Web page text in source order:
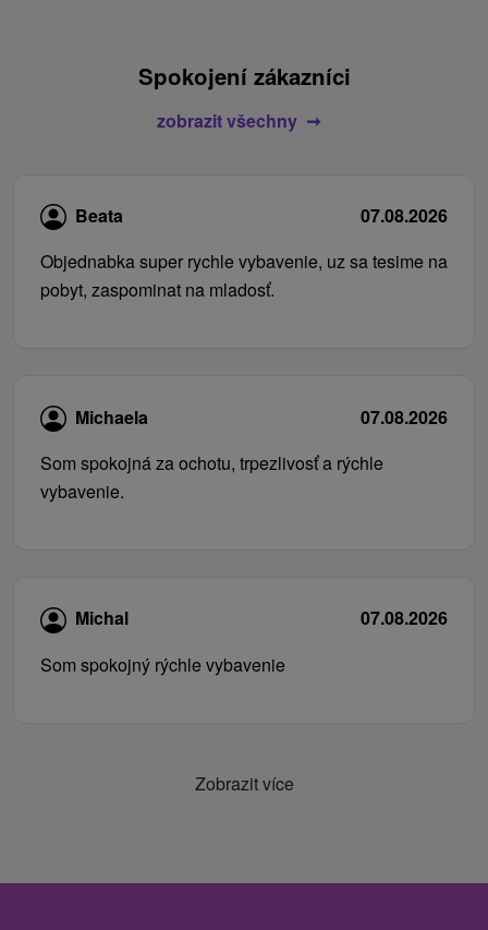
Spokojení zákazníci
zobrazit všechny
Beata
07.08.2026
Objednabka super rychle vybavenie, uz sa tesime na
pobyt, zaspominat na mladosť.
Michaela
07.08.2026
Som spokojná za ochotu, trpezlivosť a rýchle
vybavenie.
Michal
07.08.2026
Som spokojný rýchle vybavenie
Zobrazit více